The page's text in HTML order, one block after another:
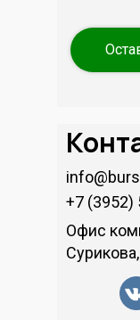
+7 (3952)
Офис